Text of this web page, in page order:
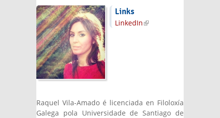
Links
LinkedIn(link is
Raquel Vila-Amado é licenciada en Filoloxía
Galega pola Universidade de Santiago de